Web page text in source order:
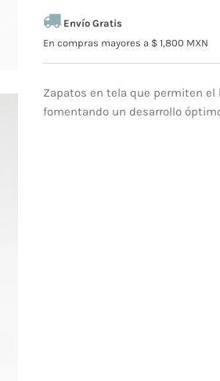
Envío Gratis
En compras mayores a $ 1,800 MXN
Zapatos en tela que permiten
fomentando un desarrollo